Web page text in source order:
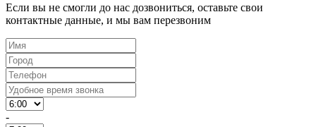
Если вы не смогли до нас дозвониться, оставьте свои
контактные данные, и мы вам перезвоним
-